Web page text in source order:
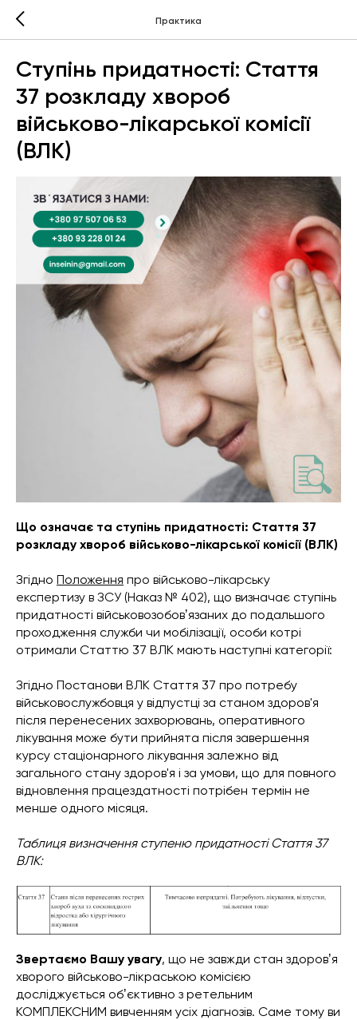
Практика
Ступінь придатності: Стаття
37 розкладу хвороб
військово-лікарської комісії
(ВЛК)
Що означає та ступінь придатності: Стаття 37
розкладу хвороб військово-лікарської комісії (ВЛК)
Згідно Положення про військово-лікарську
експертизу в ЗСУ(Наказ № 402), що визначає ступінь
придатності військовозобовʼязаних до подальшого
проходження служби чи мобілізації, особи котрі
отримали Статтю 37 ВЛК мають наступні категорії:
Згідно Постанови ВЛК Стаття 37 про потребу
військовослужбовця у відпустці за станом здоров'я
після перенесених захворювань, оперативного
лікування може бути прийнята після завершення
курсу стаціонарного лікування залежно від
загального стану здоров'я і за умови, що для повного
відновлення працездатності потрібен термін не
менше одного місяця.
Таблиця визначення ступеню придатності Стаття 37
ВЛК:
Звертаємо Вашу увагу, що не завжди стан здоровʼя
хворого військово-лікраською комісією
досліджується обʼєктивно з ретельним
КОМПЛЕКСНИМ вивченням усіх діагнозів. Саме тому ви